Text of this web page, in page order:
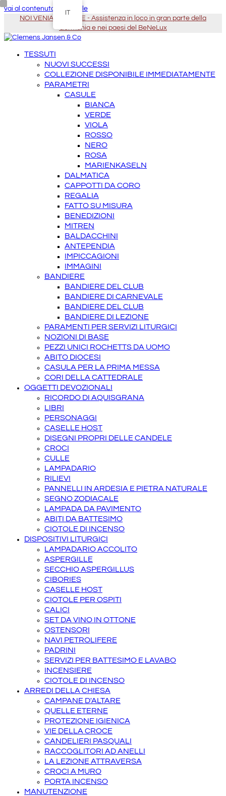
vai al contenuto principale
NOI VENIAMO DA TE - Assistenza in loco in gran parte della
Germania e nei paesi del BeNeLux
TESSUTI
NUOVI SUCCESSI
COLLEZIONE DISPONIBILE IMMEDIATAMENTE
PARAMETRI
CASULE
BIANCA
VERDE
VIOLA
ROSSO
NERO
ROSA
MARIENKASELN
DALMATICA
CAPPOTTI DA CORO
REGALIA
FATTO SU MISURA
BENEDIZIONI
MITREN
BALDACCHINI
ANTEPENDIA
IMPICCAGIONI
IMMAGINI
BANDIERE
BANDIERE DEL CLUB
BANDIERE DI CARNEVALE
BANDIERE DEL CLUB
BANDIERE DI LEZIONE
PARAMENTI PER SERVIZI LITURGICI
NOZIONI DI BASE
PEZZI UNICI ROCHETTS DA UOMO
ABITO DIOCESI
CASULA PER LA PRIMA MESSA
CORI DELLA CATTEDRALE
OGGETTI DEVOZIONALI
RICORDO DI AQUISGRANA
LIBRI
PERSONAGGI
CASELLE HOST
DISEGNI PROPRI DELLE CANDELE
CROCI
CULLE
LAMPADARIO
RILIEVI
PANNELLI IN ARDESIA E PIETRA NATURALE
SEGNO ZODIACALE
LAMPADA DA PAVIMENTO
ABITI DA BATTESIMO
CIOTOLE DI INCENSO
DISPOSITIVI LITURGICI
LAMPADARIO ACCOLITO
ASPERGILLE
SECCHIO ASPERGILLUS
CIBORIES
CASELLE HOST
CIOTOLE PER OSPITI
CALICI
SET DA VINO IN OTTONE
OSTENSORI
NAVI PETROLIFERE
PADRINI
SERVIZI PER BATTESIMO E LAVABO
INCENSIERE
CIOTOLE DI INCENSO
ARREDI DELLA CHIESA
CAMPANE D'ALTARE
QUELLE ETERNE
PROTEZIONE IGIENICA
VIE DELLA CROCE
CANDELIERI PASQUALI
RACCOGLITORI AD ANELLI
LA LEZIONE ATTRAVERSA
CROCI A MURO
PORTA INCENSO
MANUTENZIONE
IT